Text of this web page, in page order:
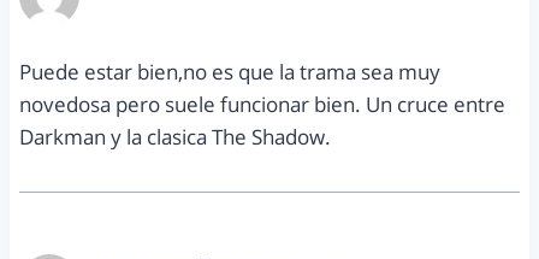
Puede estar bien,no es que la trama sea muy
novedosa pero suele funcionar bien. Un cruce entre
Darkman y la clasica The Shadow.